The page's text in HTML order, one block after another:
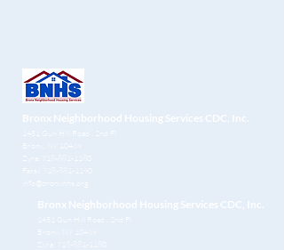
Bronx Neighborhood Housing Services CDC, Inc.
1451 Gun Hill Road
, 2nd Fl
Bronx, NY 10469
Zyra:
718-881-1180
Faksi:
718-881-1190
info@bronxnhs.org
Bronx Neighborhood Housing Services CDC, Inc.
1451 Gun Hill Road
, 2nd Fl
Bronx, NY 10469
Zyra:
718-881-1180